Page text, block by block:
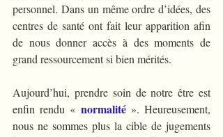
personnel. Dans un même ordre d’idées, des
centres de santé ont fait leur apparition afin
de nous donner accès à des moments de
grand ressourcement si bien mérités.
Aujourd’hui, prendre soin de notre être est
enfin rendu « normalité ». Heureusement,
nous ne sommes plus la cible de jugements